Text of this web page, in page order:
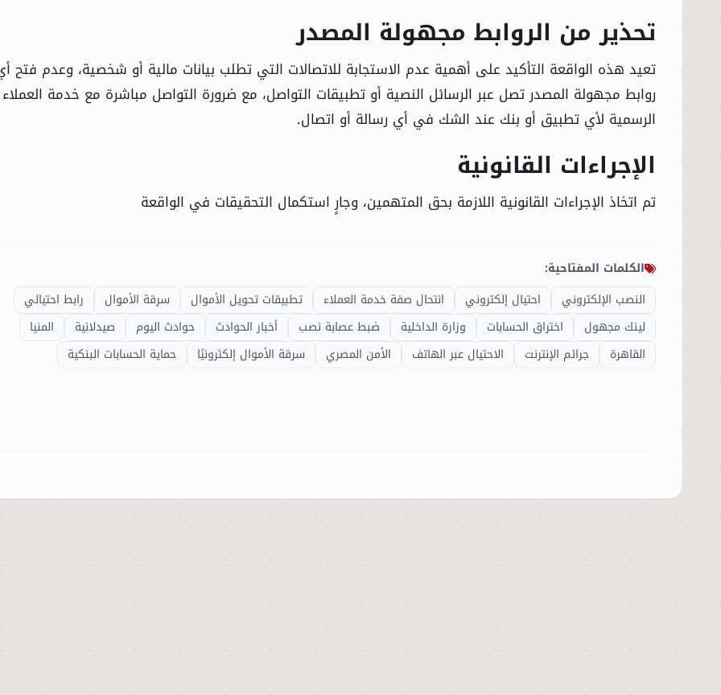
تحذير من الروابط مجهولة المصدر
تعيد هذه الواقعة التأكيد على أهمية عدم الاستجابة للاتصالات التي تطلب بيانات مالية أو شخصية، وعدم فتح
روابط مجهولة المصدر تصل عبر الرسائل النصية أو تطبيقات التواصل، مع ضرورة التواصل مباشرة مع خدمة العملاء
الرسمية لأي تطبيق أو بنك عند الشك في أي رسالة أو اتصال.
الإجراءات القانونية
تم اتخاذ الإجراءات القانونية اللازمة بحق المتهمين، وجارٍ استكمال التحقيقات في الواقعة
الكلمات المفتاحية:
النصب الإلكتروني
احتيال إلكتروني انتحال صفة خدمة العملاء تطبيقات تحويل الأموال سرقة الأموال
رابط احتيالي
لينك مجهول
اختراق الحسابات وزارة الداخلية ضبط عصابة نصب أخبار الحوادث حوادث اليوم صيدلانية
المنيا
القاهرة
جرائم الإنترنت الاحتيال عبر الهاتف الأمن المصري سرقة الأموال إلكترونيًا حماية الحسابات البنكية